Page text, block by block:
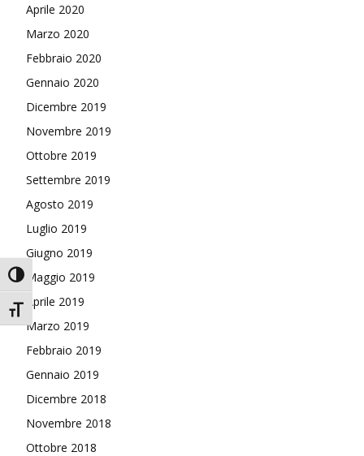
Attiva/disattiva alto contrasto
Attiva/disattiva dimensione testo
Aprile 2020
Marzo 2020
Febbraio 2020
Gennaio 2020
Dicembre 2019
Novembre 2019
Ottobre 2019
Settembre 2019
Agosto 2019
Luglio 2019
Giugno 2019
Maggio 2019
Aprile 2019
Marzo 2019
Febbraio 2019
Gennaio 2019
Dicembre 2018
Novembre 2018
Ottobre 2018